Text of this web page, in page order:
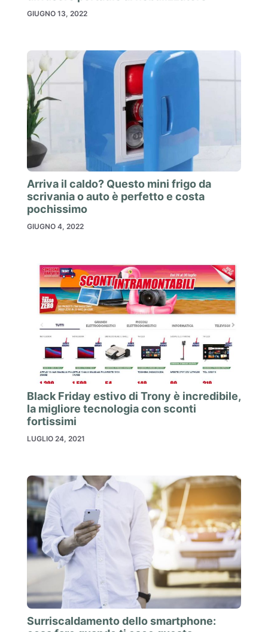
GIUGNO 13, 2022
Arriva il caldo? Questo mini frigo da
scrivania o auto è perfetto e costa
pochissimo
GIUGNO 4, 2022
Black Friday estivo di Trony è incredibile,
la migliore tecnologia con sconti
fortissimi
LUGLIO 24, 2021
Surriscaldamento dello smartphone: